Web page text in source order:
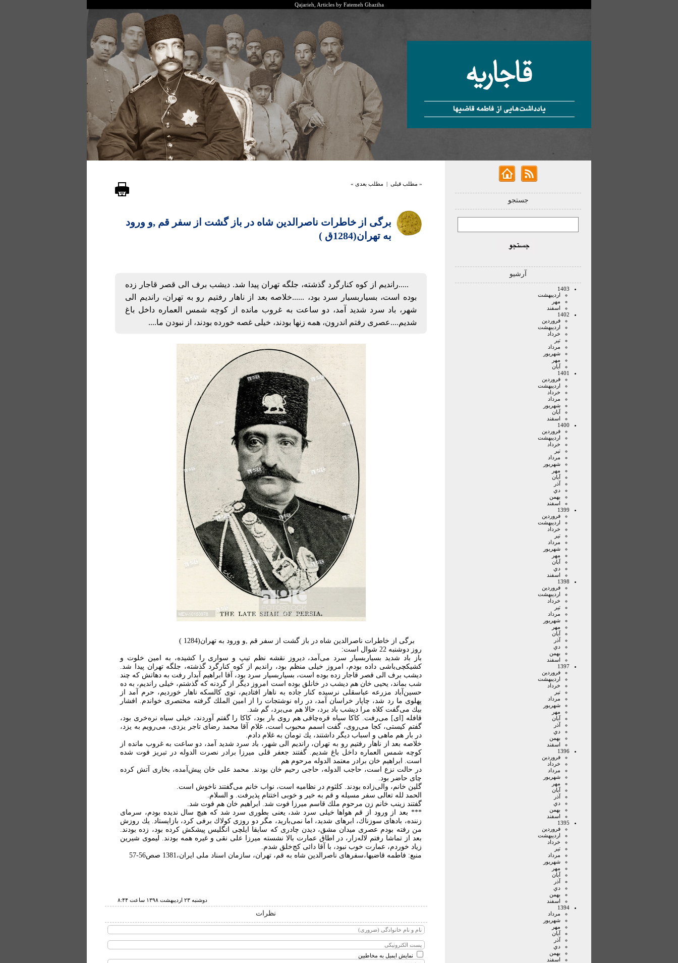
Qajarieh, Articles by Fatemeh Ghaziha
جستجو
آرشیو
1403
ارديبهشت
مهر
اسفند
1402
فروردين
ارديبهشت
خرداد
تير
مرداد
شهريور
مهر
آبان
1401
فروردين
ارديبهشت
خرداد
مرداد
شهريور
آبان
اسفند
1400
فروردين
ارديبهشت
خرداد
تير
مرداد
شهريور
مهر
آبان
آذر
دي
بهمن
اسفند
1399
فروردين
ارديبهشت
خرداد
تير
مرداد
شهريور
مهر
آبان
دي
اسفند
1398
فروردين
ارديبهشت
خرداد
تير
مرداد
شهريور
مهر
آبان
آذر
دي
بهمن
اسفند
1397
فروردين
ارديبهشت
خرداد
تير
مرداد
شهريور
مهر
آبان
آذر
دي
بهمن
اسفند
1396
فروردين
خرداد
مرداد
شهريور
مهر
آبان
آذر
دي
بهمن
اسفند
1395
فروردين
ارديبهشت
خرداد
تير
مرداد
شهريور
مهر
آبان
آذر
دي
بهمن
اسفند
1394
مرداد
شهريور
مهر
آبان
آذر
دي
بهمن
اسفند
« مطلب قبلی | مطلب بعدی »
برگی از خاطرات ناصرالدین شاه در باز گشت از سفر قم ,و ورود
به تهران(1284ق )
.....راندیم از كوه كنارگرد گذشته، جلگه تهران پیدا شد. دیشب برف الی قصر قاجار زده
بوده است، بسیاربسیار سرد بود، ......خلاصه بعد از ناهار رفتیم رو به تهران، راندیم الی
شهر، باد سرد شدید آمد، دو ساعت به غروب مانده از كوچه شمس العماره داخل باغ
شدیم....عصری رفتم اندرون، همه زنها بودند، خیلی غصه خورده بودند، از نبودن ما....
برگی از خاطرات ناصرالدین شاه در باز گشت از سفر قم ,و ورود به تهران(1284 )
روز دوشنبه 22 شوال است:
باز باد شدید بسیاربسیار سرد می‌آمد، دیروز نقشه نظم تیپ و سواری را كشیده، به امین خلوت و
كشیكچی‌باشی داده بودم، امروز خیلی منظم بود، راندیم از كوه كنارگرد گذشته، جلگه تهران پیدا شد.
دیشب برف الی قصر قاجار زده بوده است، بسیاربسیار سرد بود، آقا ابراهیم آبدار رفت به دهاتش كه چند
شب بماند، یحیی خان هم دیشب در خانلق بوده است امروز دیگر از گردنه كه گذشتم، خیلی راندیم، به ده
حسین‌آباد مزرعه عباسقلی نرسیده كنار جاده به ناهار افتادیم، توی كالسكه ناهار خوردیم، حرم آمد از
پهلوی ما رد شد، چاپار خراسان آمد، در راه نوشتجات را از امین الملك گرفته مختصری خواندم. افشار
بیك می‌گفت كلاه مرا دیشب باد برد، حالا هم می‌برد، گم شد.
قافله [ای] می‌رفت. كاكا سیاه قره‌چاقی هم روی بار بود، كاكا را گفتم آوردند، خیلی سیاه نره‌خری بود،
گفتم كیستی، كجا می‌روی، گفت اسمم محبوب است، غلام آقا محمد رضای تاجر یزدی، می‌رویم به یزد،
در بار هم ماهی و اسباب دیگر داشتند، یك تومان به غلام دادم.
خلاصه بعد از ناهار رفتیم رو به تهران، راندیم الی شهر، باد سرد شدید آمد، دو ساعت به غروب مانده از
كوچه شمس العماره داخل باغ شدیم. گفتند جعفر قلی میرزا برادر نصرت الدوله در تبریز فوت شده
است. ابراهیم خان برادر معتمد الدوله مرحوم هم
در حالت نزع است، حاجب الدوله، حاجی رحیم خان بودند. محمد علی خان پیش‌آمده، بخاری آتش كرده
چای حاضر بود.
گلین خانم، والی‌زاده بودند. كلثوم در نظامیه است، نواب خانم می‌گفتند ناخوش است.
الحمد لله تعالی سفر مسیله و قم به خیر و خوبی اختتام پذیرفت. و السلام.
گفتند زینب خانم زن مرحوم ملك قاسم میرزا فوت شد. ابراهیم خان هم فوت شد.
*** بعد از ورود از قم هواها خیلی سرد شد، یعنی بطوری سرد شد كه هیچ سال ندیده بودم، سرمای
زننده، بادهای سوزناك، ابرهای شدید، اما نمی‌بارید، مگر دو روزی كولاك برفی كرد، بازایستاد. یك روزش
من رفته بودم عصری میدان مشق، دیدن چادری كه سابقا ایلچی انگلیس پیشكش كرده بود، زده بودند.
بعد از تماشا رفتم لاله‌زار، در اطاق عمارت بالا نشسته میرزا علی نقی و غیره همه بودند. لیموی شیرین
زیاد خوردم، عمارت خوب نبود، با آقا دائی كج‌خلق شدم.
منبع: فاطمه قاضیها،سفرهای ناصرالدین شاه به قم، تهران، سازمان اسناد ملی ایران،1381 صص56-57
دوشنبه ۲۳ ارديبهشت ۱۳۹۸ ساعت ۸:۴۴
نظرات
نمایش ایمیل به مخاطبین